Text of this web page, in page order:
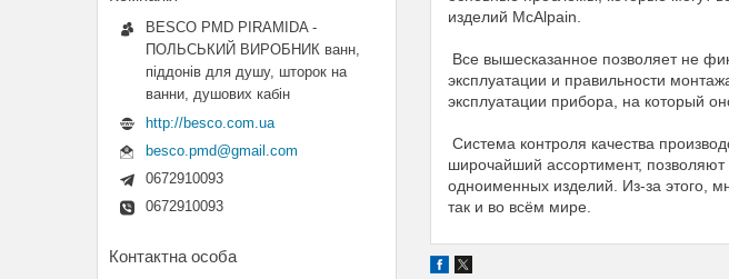
изделий McAlpain.
Все вышесказанное позволяет не
эксплуатации и правильности
эксплуатации прибора, на который
Система контроля качества
широчайший ассортимент,
одноименных изделий. Из-за этого,
так и во всём мире.
BESCO PMD PIRAMIDA -
ПОЛЬСЬКИЙ ВИРОБНИК ванн,
піддонів для душу, шторок на
ванни, душових кабін
http://besco.com.ua
besco.pmd@gmail.com
0672910093
0672910093